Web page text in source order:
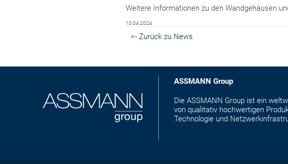
Weitere Informationen zu den Wandgehäusen
10.04.2024
<- Zurück zu News
ASSMANN Group
Die ASSMANN Group ist ein
von qualitativ hochwertigen
Technologie und